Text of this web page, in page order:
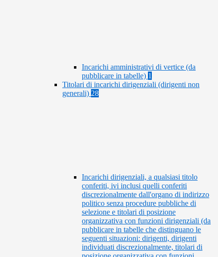
Incarichi amministrativi di vertice (da
pubblicare in tabelle) 1
Titolari di incarichi dirigenziali (dirigenti non
generali) 28
Incarichi dirigenziali, a qualsiasi titolo
conferiti, ivi inclusi quelli conferiti
discrezionalmente dall'organo di indirizzo
politico senza procedure pubbliche di
selezione e titolari di posizione
organizzativa con funzioni dirigenziali (da
pubblicare in tabelle che distinguano le
seguenti situazioni: dirigenti, dirigenti
individuati discrezionalmente, titolari di